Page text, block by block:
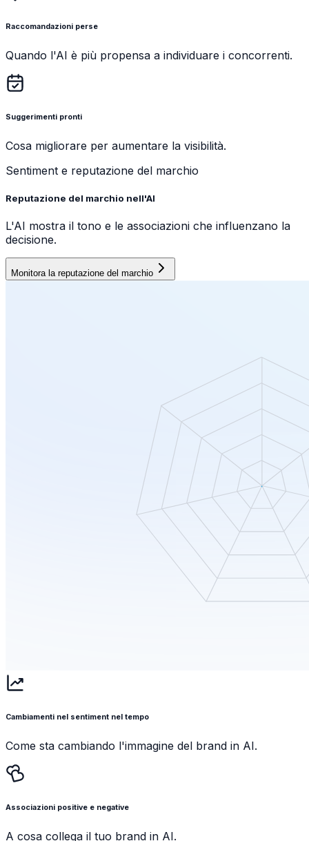
Raccomandazioni perse
Quando l'AI è più propensa a individuare i concorrenti.
Suggerimenti pronti
Cosa migliorare per aumentare la visibilità.
Sentiment e reputazione del marchio
Reputazione del marchio nell'AI
L'AI mostra il tono e le associazioni che influenzano la
decisione.
Monitora la reputazione del marchio
Cambiamenti nel sentiment nel tempo
Come sta cambiando l'immagine del brand in AI.
Associazioni positive e negative
A cosa collega il tuo brand in AI.